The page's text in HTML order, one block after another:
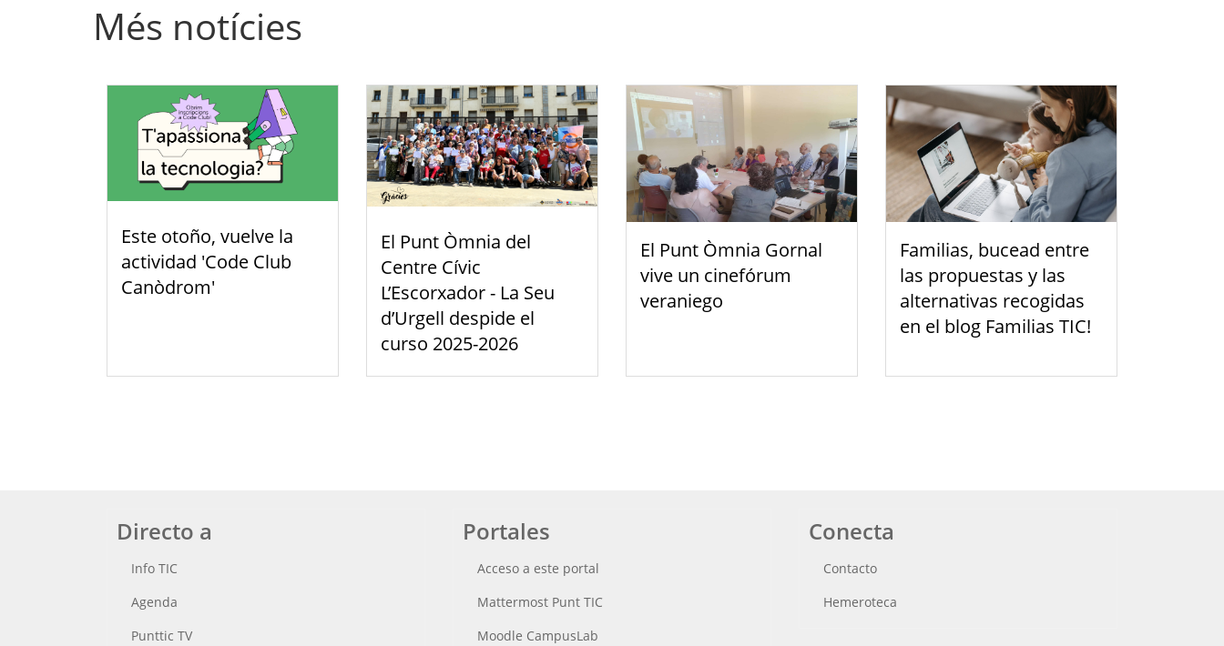
Més notícies
Este otoño, vuelve la
actividad 'Code Club
Canòdrom'
El Punt Òmnia del
Centre Cívic
L’Escorxador - La Seu
d’Urgell despide el
curso 2025-2026
El Punt Òmnia Gornal
vive un cinefórum
veraniego
Familias, bucead entre
las propuestas y las
alternativas recogidas
en el blog Familias TIC!
Directo a
Info TIC
Agenda
Punttic TV
Portales
Acceso a este portal
Mattermost Punt TIC
Moodle CampusLab
Conecta
Contacto
Hemeroteca